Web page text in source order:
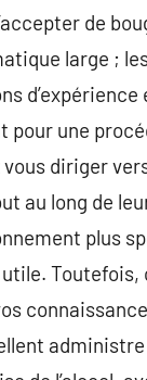
de
large ;
pour une
diriger
au long de
plus
Toutefois,